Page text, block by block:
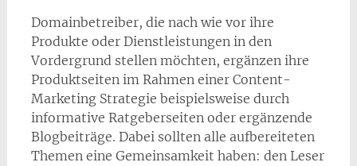
Domainbetreiber, die nach wie vor ihre
Produkte oder Dienstleistungen in den
Vordergrund stellen möchten, ergänzen ihre
Produktseiten im Rahmen einer Content-
Marketing Strategie beispielsweise durch
informative Ratgeberseiten oder ergänzende
Blogbeiträge. Dabei sollten alle aufbereiteten
Themen eine Gemeinsamkeit haben: den Leser